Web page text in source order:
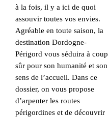
à la fois, il y a ici de quoi
assouvir toutes vos envies.
Agréable en toute saison, la
destination Dordogne-
Périgord vous séduira à coup
sûr pour son humanité et son
sens de l’accueil. Dans ce
dossier, on vous propose
d’arpenter les routes
périgordines et de découvrir